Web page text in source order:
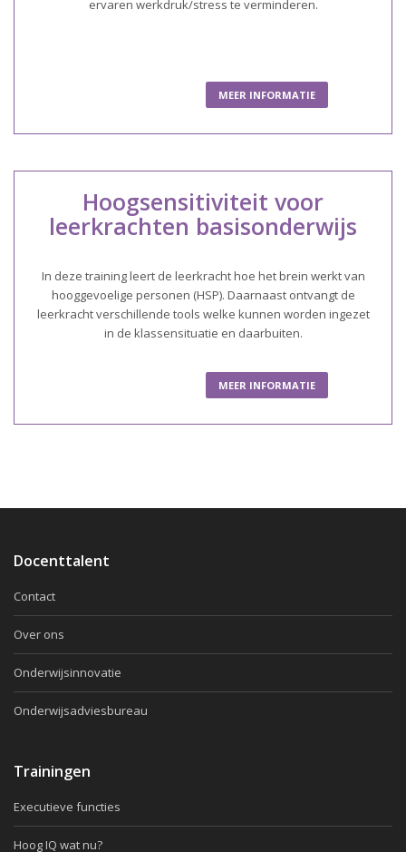
ervaren werkdruk/stress te verminderen.
MEER INFORMATIE
Hoogsensitiviteit voor
leerkrachten basisonderwijs
In deze training leert de leerkracht hoe het brein werkt van
hooggevoelige personen (HSP). Daarnaast ontvangt de
leerkracht verschillende tools welke kunnen worden ingezet
in de klassensituatie en daarbuiten.
MEER INFORMATIE
Docenttalent
Contact
Over ons
Onderwijsinnovatie
Onderwijsadviesbureau
Trainingen
Executieve functies
Hoog IQ wat nu?